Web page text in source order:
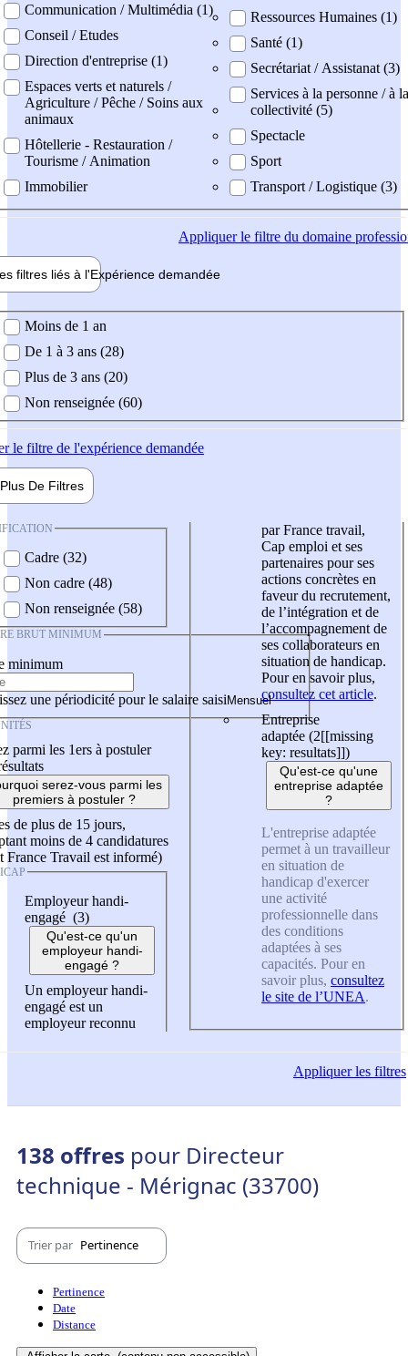
Communication / Multimédia (1)
Conseil / Etudes
Direction d'entreprise (1)
Espaces verts et naturels /
Agriculture / Pêche / Soins aux
animaux
Hôtellerie - Restauration /
Tourisme / Animation
Immobilier
Ressources Humaines (1)
Santé (1)
Secrétariat / Assistanat (3)
Services à la personne / à la
collectivité (5)
Spectacle
Sport
Transport / Logistique (3)
Appliquerle filtre du domaine
filtres liés à l'Expérience demandée
demandée
Moins de 1 an
De 1 à 3 ans (28)
Plus de 3 ans (20)
Non renseignée (60)
le filtre de l'expérience demandée
Plus De Filtres
Cadre (32)
Non cadre (48)
Non renseignée (58)
BRUT MINIMUM
minimum
une périodicité pour le salaire saisi
parmi les 1ers à postuler
serez-vous parmi les
premiers à postuler ?
de plus de 15 jours,
moins de 4 candidatures
France Travail est informé)
Employeur handi-
engagé (3)
Qu'est-ce qu'un
employeur handi-
engagé ?
Un employeur handi-
engagé est un
employeur reconnu
par France travail,
Cap emploi et ses
partenaires pour ses
actions concrètes en
faveur du recrutement,
de l’intégration et de
l’accompagnement de
ses collaborateurs en
situation de handicap.
Pour en savoir plus,
consultez cet article.
Entreprise
adaptée (2[[missing
key: resultats]])
Qu'est-ce qu'une
entreprise adaptée
?
L'entreprise adaptée
permet à un travailleur
en situation de
handicap d'exercer
une activité
professionnelle dans
des conditions
adaptées à ses
capacités. Pour en
savoir plus, consultez
le site de l’UNEA.
Appliquerles filtres
138 offres pour Directeur
technique - Mérignac (33700)
Trier par Pertinence
Pertinence
Date
Distance